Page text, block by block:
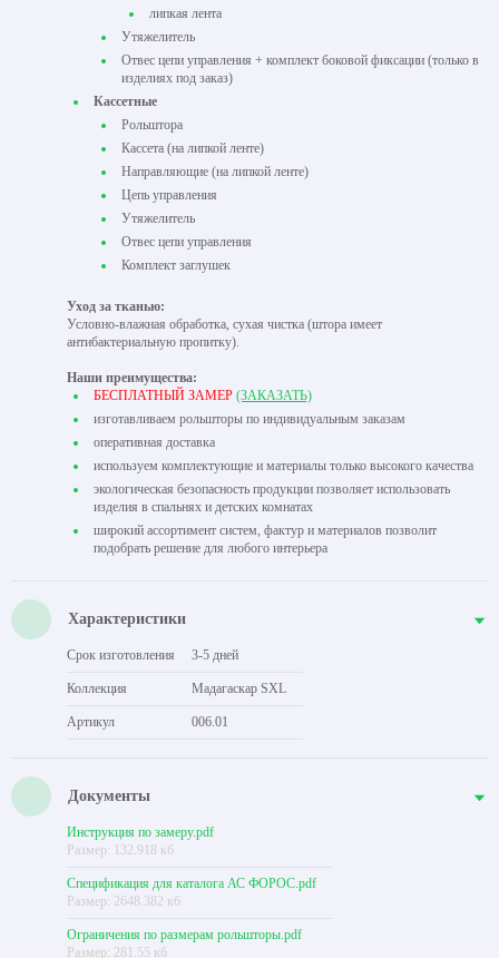
липкая лента
Утяжелитель
Отвес цепи управления + комплект боковой фиксации (только в
изделиях под заказ)
Кассетные
Рольштора
Кассета (на липкой ленте)
Направляющие (на липкой ленте)
Цепь управления
Утяжелитель
Отвес цепи управления
Комплект заглушек
Уход за тканью:
Условно-влажная обработка, сухая чистка (штора имеет
антибактериальную пропитку).
Наши преимущества:
БЕСПЛАТНЫЙ ЗАМЕР (ЗАКАЗАТЬ)
изготавливаем рольшторы по индивидуальным заказам
оперативная доставка
используем комплектующие и материалы только высокого качества
экологическая безопасность продукции позволяет использовать
изделия в спальнях и детских комнатах
широкий ассортимент систем, фактур и материалов позволит
подобрать решение для любого интерьера
Характеристики
Срок изготовления 3-5 дней
Коллекция Мадагаскар SXL
Артикул 006.01
Документы
Инструкция по замеру.pdf
Размер: 132.918 кб
Спецификация для каталога АС ФОРОС.pdf
Размер: 2648.382 кб
Ограничения по размерам рольшторы.pdf
Размер: 281.55 кб